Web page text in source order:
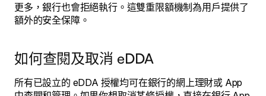
更多，銀行也會拒絕執行。這雙重限額機制為用戶提供了
額外的安全保障。
如何查閱及取消 eDDA
所有已設立的 eDDA 授權均可在銀行的網上理財或 App